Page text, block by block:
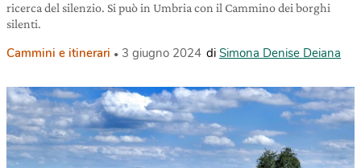
ricerca del silenzio. Si può in Umbria con il Cammino dei borghi
silenti.
Cammini e itinerari 3 giugno 2024 di Simona Denise Deiana